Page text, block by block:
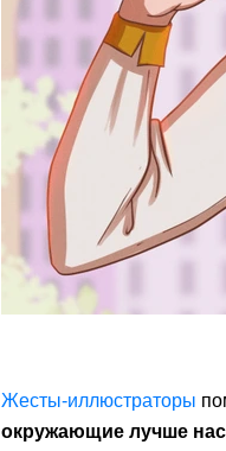
Жесты-иллюстраторы
окружающие лучше